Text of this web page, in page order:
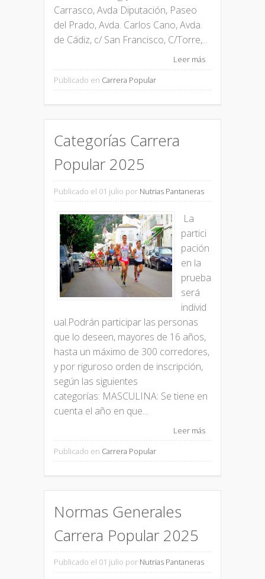
Carrasco, Avda Diputación, Paseo
del Prado, Avda. Carlos Cano, Avda.
de Cádiz, c/ San Francisco, C/Torre,...
Leer más
Publicado en Carrera Popular
Categorías Carrera
Popular 2025
Publicado el 01 julio por Nutrias Pantaneras
La
partici
pación
en la
prueba
será
individ
ual.Podrán participar las personas
que lo deseen, mayores de 16 años,
hasta un máximo de 300 corredores,
y por riguroso orden de inscripción,
según las siguientes
categorías: MASCULINA: Se tiene en
cuenta el año en que...
Leer más
Publicado en Carrera Popular
Normas Generales
Carrera Popular 2025
Publicado el 01 julio por Nutrias Pantaneras